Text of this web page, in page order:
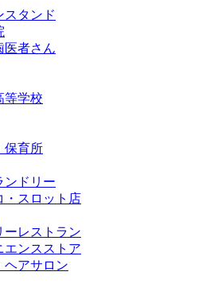
スタンド
医者さん
等学校
保育所
ンドリー
・スロット店
ーレストラン
エンスストア
ヘアサロン